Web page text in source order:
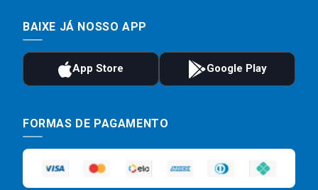
BAIXE JÁ NOSSO APP
FORMAS DE PAGAMENTO